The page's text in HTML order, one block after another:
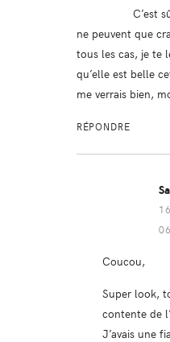
C’est
ne peuvent que
tous les cas, je te
qu’elle est belle
me verrais bien,
RÉPONDRE
Coucou,
Super look,
contente de
J’avais une